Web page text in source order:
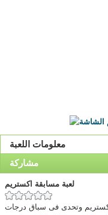
معلومات اللعبة
مشاركة
لعبة مسابقة اكستريم
اكستريم وتحدى فى سباق درجات